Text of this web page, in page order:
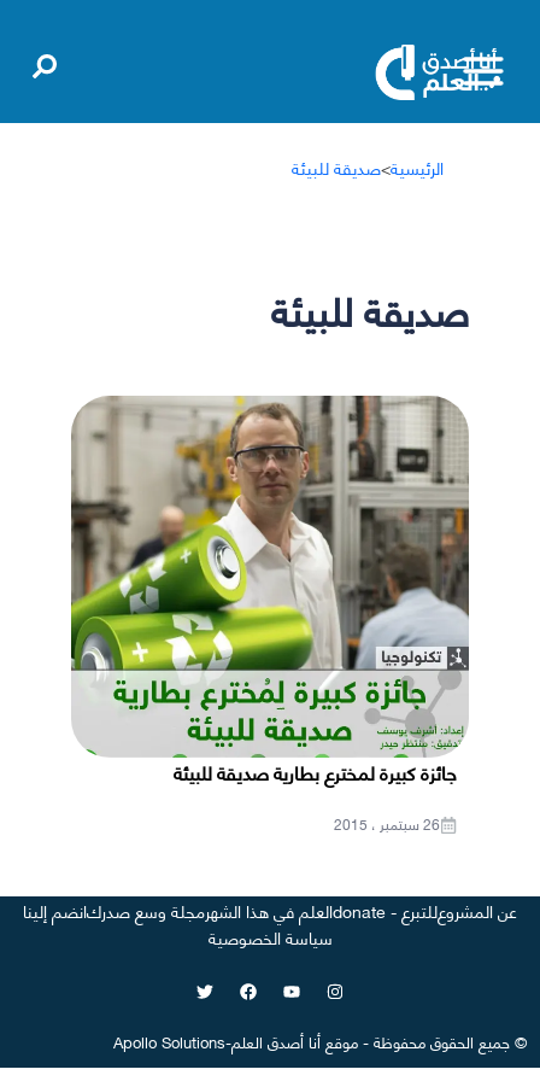
الرئيسية>صديقة للبيئة
صديقة للبيئة
جائزة كبيرة لمخترع بطارية صديقة للبيئة
26 سبتمبر ، 2015
عن المشروعللتبرع - donate العلم في هذا الشهرمجلة وسع صدركانضم إلينا
سياسة الخصوصية
©جميع الحقوق محفوظة-موقع أنا أصدق العلم-
Apollo Solutions